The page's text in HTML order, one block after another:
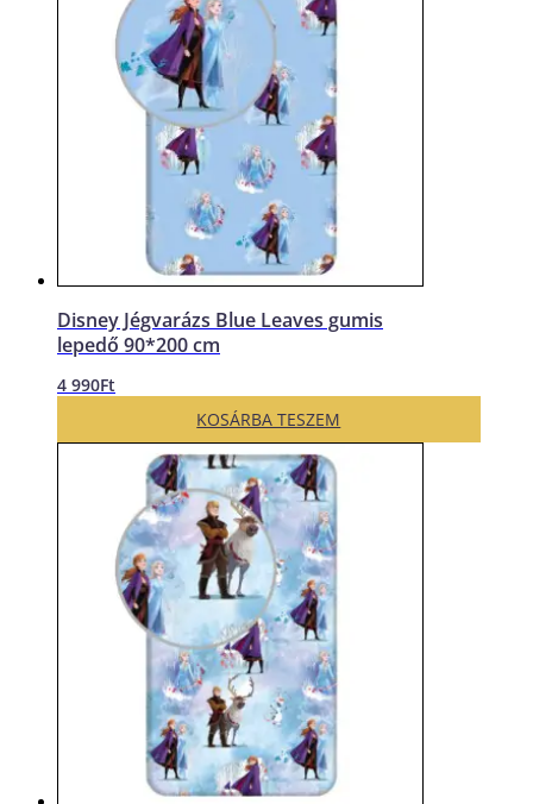
Disney Jégvarázs Blue Leaves gumis
lepedő 90*200 cm
4 990Ft
KOSÁRBA TESZEM